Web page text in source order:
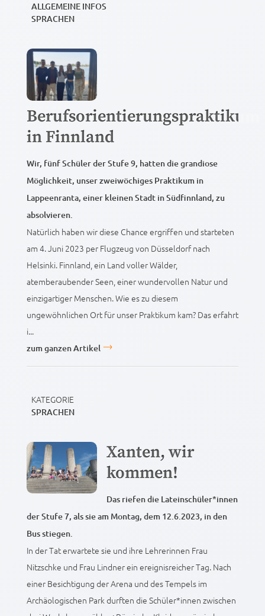
ALLGEMEINE INFOS
SPRACHEN
Berufsorientierungspraktikum
in Finnland
Wir, fünf Schüler der Stufe 9, hatten die grandiose
Möglichkeit, unser zweiwöchiges Praktikum in
Lappeenranta, einer kleinen Stadt in Südfinnland, zu
absolvieren.
Natürlich haben wir diese Chance ergriffen und starteten
am 4. Juni 2023 per Flugzeug von Düsseldorf nach
Helsinki. Finnland, ein Land voller Wälder,
atemberaubender Seen, einer wundervollen Natur und
einzigartiger Menschen. Wie es zu diesem
ungewöhnlichen Ort für unser Praktikum kam? Das erfahrt
i...
zum ganzen Artikel
KATEGORIE
SPRACHEN
Xanten, wir
kommen!
Das riefen die Lateinschüler*innen
der Stufe 7, als sie am Montag, dem 12.6.2023, in den
Bus stiegen.
In der Tat erwartete sie und ihre Lehrerinnen Frau
Nitzschke und Frau Lindner ein ereignisreicher Tag. Nach
einer Besichtigung der Arena und des Tempels im
Archäologischen Park durften die Schüler*innen zwischen